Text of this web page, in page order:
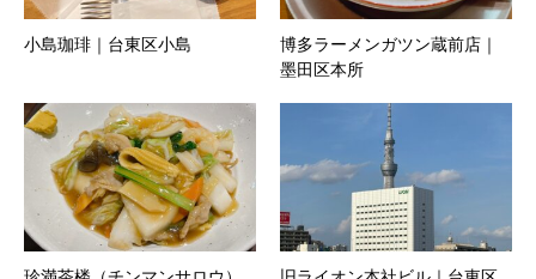
小島珈琲｜台東区小島
博多ラーメンガツン蔵前店｜
墨田区本所